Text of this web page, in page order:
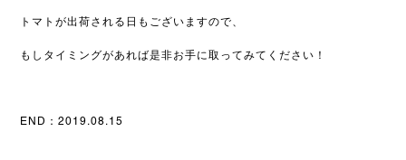
トマトが出荷される日もございますので、
もしタイミングがあれば是非お手に取ってみてください！
END：2019.08.15